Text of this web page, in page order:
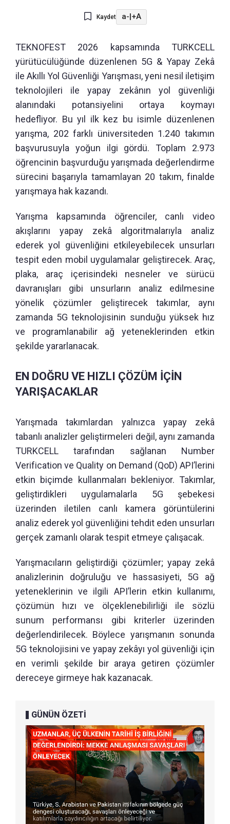
Kaydet a-|+A
TEKNOFEST 2026 kapsamında TURKCELL
yürütücülüğünde düzenlenen 5G & Yapay Zekâ
ile Akıllı Yol Güvenliği Yarışması, yeni nesil iletişim
teknolojileri ile yapay zekânın yol güvenliği
alanındaki potansiyelini ortaya koymayı
hedefliyor. Bu yıl ilk kez bu isimle düzenlenen
yarışma, 202 farklı üniversiteden 1.240 takımın
başvurusuyla yoğun ilgi gördü. Toplam 2.973
öğrencinin başvurduğu yarışmada değerlendirme
sürecini başarıyla tamamlayan 20 takım, finalde
yarışmaya hak kazandı.
Yarışma kapsamında öğrenciler, canlı video
akışlarını yapay zekâ algoritmalarıyla analiz
ederek yol güvenliğini etkileyebilecek unsurları
tespit eden mobil uygulamalar geliştirecek. Araç,
plaka, araç içerisindeki nesneler ve sürücü
davranışları gibi unsurların analiz edilmesine
yönelik çözümler geliştirecek takımlar, aynı
zamanda 5G teknolojisinin sunduğu yüksek hız
ve programlanabilir ağ yeteneklerinden etkin
şekilde yararlanacak.
EN DOĞRU VE HIZLI ÇÖZÜM İÇİN
YARIŞACAKLAR
Yarışmada takımlardan yalnızca yapay zekâ
tabanlı analizler geliştirmeleri değil, aynı zamanda
TURKCELL tarafından sağlanan Number
Verification ve Quality on Demand (QoD) API’lerini
etkin biçimde kullanmaları bekleniyor. Takımlar,
geliştirdikleri uygulamalarla 5G şebekesi
üzerinden iletilen canlı kamera görüntülerini
analiz ederek yol güvenliğini tehdit eden unsurları
gerçek zamanlı olarak tespit etmeye çalışacak.
Yarışmacıların geliştirdiği çözümler; yapay zekâ
analizlerinin doğruluğu ve hassasiyeti, 5G ağ
yeteneklerinin ve ilgili API’lerin etkin kullanımı,
çözümün hızı ve ölçeklenebilirliği ile sözlü
sunum performansı gibi kriterler üzerinden
değerlendirilecek. Böylece yarışmanın sonunda
5G teknolojisini ve yapay zekâyı yol güvenliği için
en verimli şekilde bir araya getiren çözümler
dereceye girmeye hak kazanacak.
GÜNÜN ÖZETİ